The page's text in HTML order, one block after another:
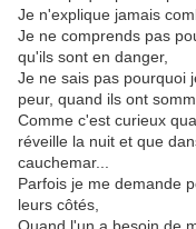
Je n'explique jamais
Je ne comprends pas
qu'ils sont en danger,
Je ne sais pas pourquoi
peur, quand ils ont
Comme c'est curieux
réveille la nuit et que
cauchemar...
Parfois je me demande
leurs côtés,